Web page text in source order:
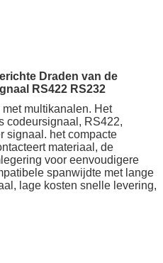
Draden van de
RS422 RS232
multikanalen. Het
codeursignaal, RS422,
signaal. het compacte
materiaal, de
voor eenvoudigere
spanwijdte met lange
lage kosten snelle levering,